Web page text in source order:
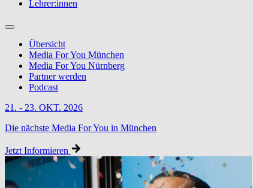
Lehrer:innen
Übersicht
Media For You München
Media For You Nürnberg
Partner werden
Podcast
21. - 23. OKT. 2026
Die nächste Media For You in München
Jetzt Informieren